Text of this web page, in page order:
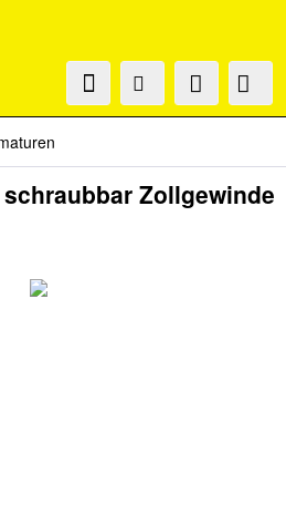
Zollgewinde